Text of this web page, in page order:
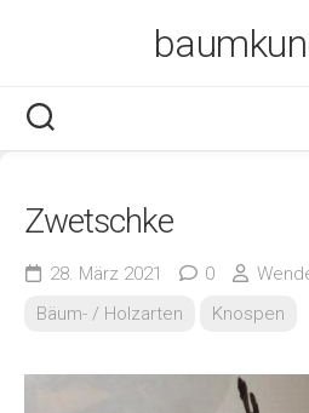
Zwetschke
28. März 2021 0
Bäum- / Holzarten
Knospen